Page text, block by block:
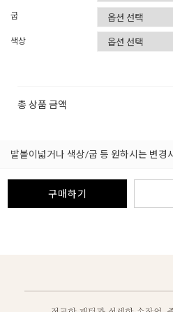
굽
색상
총 상품 금액
발볼이넓거나 색상/굽 등 원하시는 변경
구매하기